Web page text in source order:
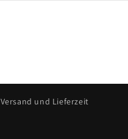
Versand und Lieferzeit